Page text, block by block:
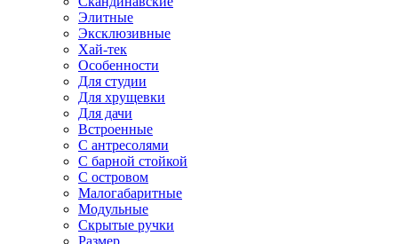
Элитные
Эксклюзивные
Хай-тек
Особенности
Для студии
Для хрущевки
Для дачи
Встроенные
С антресолями
С барной стойкой
С островом
Малогабаритные
Модульные
Скрытые ручки
Размер